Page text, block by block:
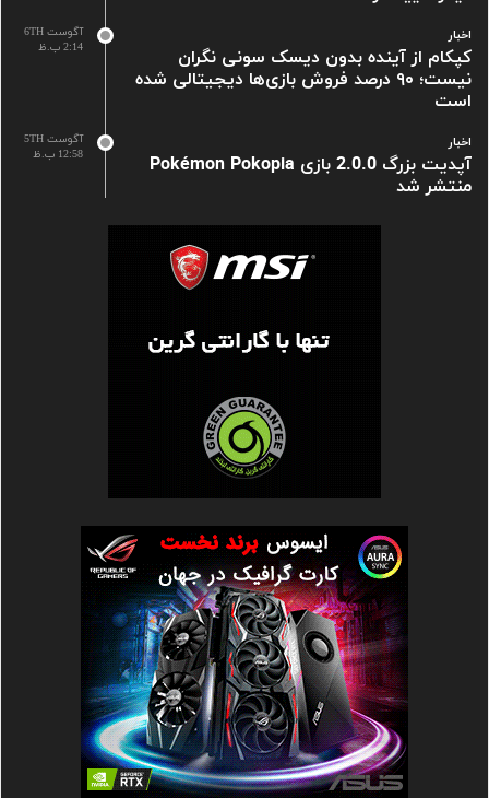
آگوست 6TH
2:14 ب.ظ
اخبار
کپکام از آینده بدون دیسک سونی نگران
نیست؛ ۹۰ درصد فروش بازی‌ها دیجیتالی شده
است
آگوست 5TH
12:58 ب.ظ
اخبار
آپدیت بزرگ 2.0.0 بازی Pokémon Pokopia
منتشر شد